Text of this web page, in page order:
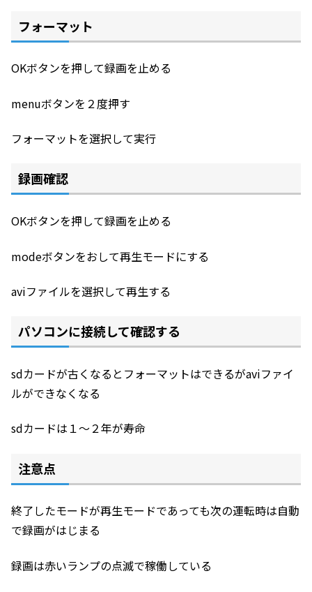
フォーマット
OKボタンを押して録画を止める
menuボタンを２度押す
フォーマットを選択して実行
録画確認
OKボタンを押して録画を止める
modeボタンをおして再生モードにする
aviファイルを選択して再生する
パソコンに接続して確認する
sdカードが古くなるとフォーマットはできるがaviファイ
ルができなくなる
sdカードは１〜２年が寿命
注意点
終了したモードが再生モードであっても次の運転時は自動
で録画がはじまる
録画は赤いランプの点滅で稼働している